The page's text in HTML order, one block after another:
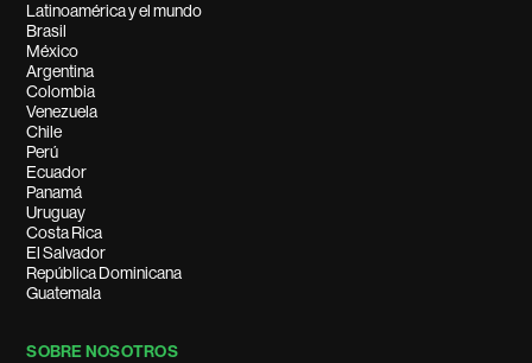
Latinoamérica y el mundo
Brasil
México
Argentina
Colombia
Venezuela
Chile
Perú
Ecuador
Panamá
Uruguay
Costa Rica
El Salvador
República Dominicana
Guatemala
SOBRE NOSOTROS